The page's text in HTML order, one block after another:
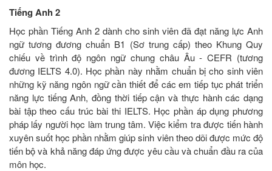
Tiếng Anh 2
Học phần Tiếng Anh 2 dành cho sinh viên đã đạt năng lực Anh
ngữ tương đương chuẩn B1 (Sơ trung cấp) theo Khung Quy
chiếu về trình độ ngôn ngữ chung châu Âu - CEFR (tương
đương IELTS 4.0). Học phần này nhằm chuẩn bị cho sinh viên
những kỹ năng ngôn ngữ cần thiết để các em tiếp tục phát triển
năng lực tiếng Anh, đồng thời tiếp cận và thực hành các dạng
bài tập theo cấu trúc bài thi IELTS. Học phần áp dụng phương
pháp lấy người học làm trung tâm. Việc kiểm tra được tiến hành
xuyên suốt học phần nhằm giúp sinh viên theo dõi được mức độ
tiến bộ và khả năng đáp ứng được yêu cầu và chuẩn đầu ra của
môn học.